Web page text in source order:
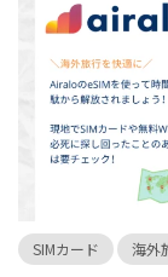
SIMカード 海外